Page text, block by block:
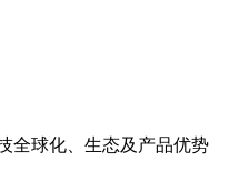
全球化、生态及产品优势